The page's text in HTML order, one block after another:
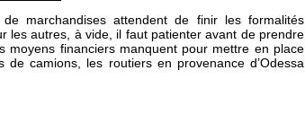
marchandises attendent de finir les formalités
les autres, à vide, il faut patienter avant de prendre
financiers manquent pour mettre en place
camions, les routiers en provenance d’Odessa